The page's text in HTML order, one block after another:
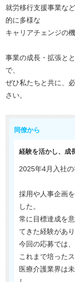
就労移行支援事業な
的に多様な
キャリアチェンジの
事業の成長・拡張と
で、
ぜひ私たちと共に、
さい。
同僚から
経験を活かし、成
2025年4月入社の
採用や人事企画
した。
常に目標達成を
てきた経験があり
今回の応募では
これまで培った
医療介護業界は